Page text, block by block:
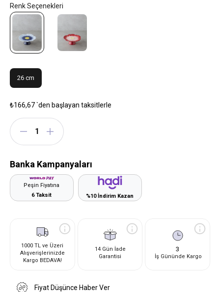
26 cm
₺166,67`den başlayan taksitlerle
Banka Kampanyaları
Peşin Fiyatına
6 Taksit
%10 İndirim Kazan
1000 TL ve Üzeri
Alışverişlerinizde
Kargo BEDAVA!
14 Gün İade
Garantisi
3
İş Gününde Kargo
Fiyat Düşünce Haber Ver